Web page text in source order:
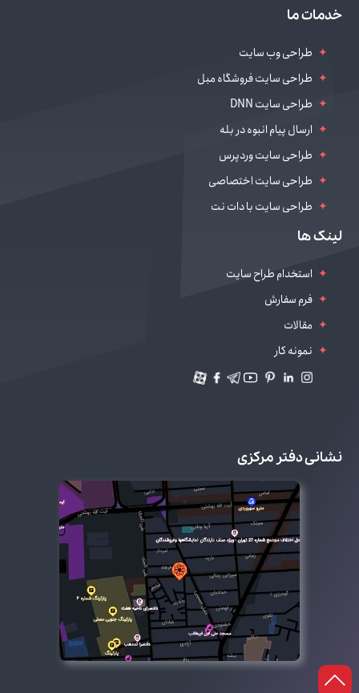
خدمات ما
طراحی وب سایت
طراحی سایت فروشگاه مبل
طراحی سایت DNN
ارسال پیام انبوه در بله
طراحی سایت وردپرس
طراحی سایت اختصاصی
طراحی سایت با دات نت
طراحی سایت سالن زیباییلینک ها
استخدام طراح سایت
فرم سفارش
مقالات
نمونه کار
نشانی دفتر مرکزی